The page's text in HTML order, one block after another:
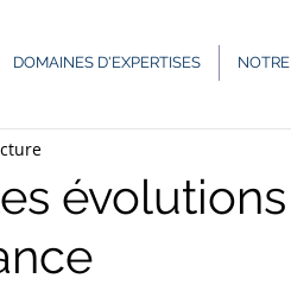
DOMAINES D'EXPERTISES
Bon à savoir ! Fiscalité